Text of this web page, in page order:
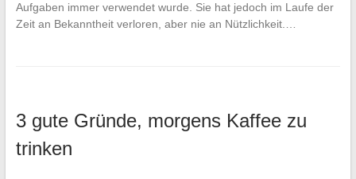
Aufgaben immer verwendet wurde. Sie hat jedoch im Laufe der
Zeit an Bekanntheit verloren, aber nie an Nützlichkeit.…
3 gute Gründe, morgens Kaffee zu
trinken